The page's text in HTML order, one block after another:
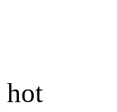
hot